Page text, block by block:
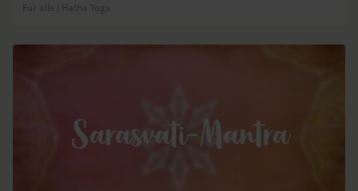
Für alle | Hatha Yoga